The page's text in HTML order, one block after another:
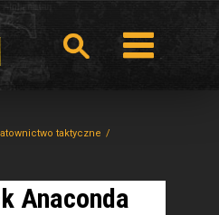
taktyczne
Anaconda